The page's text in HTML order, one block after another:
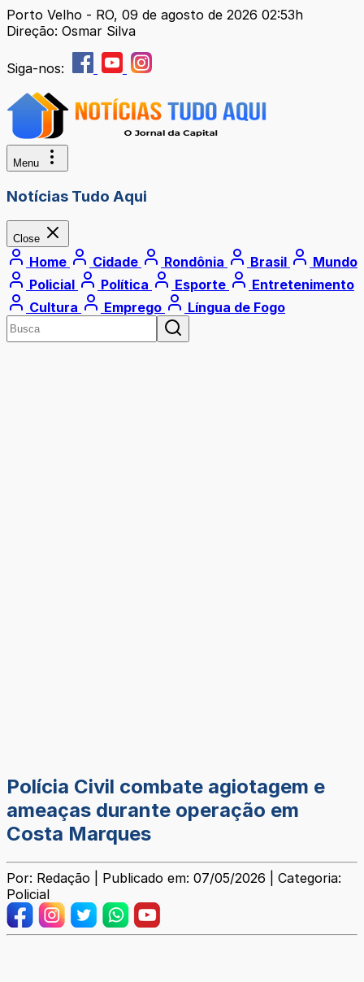
Porto Velho - RO, 09 de agosto de 2026 02:53h
Direção: Osmar Silva
Siga-nos:
Menu
Notícias Tudo Aqui
Close
Home Cidade Rondônia Brasil
Mundo
Policial
Política Esporte
Entretenimento
Cultura
Emprego Língua de Fogo
Polícia Civil combate agiotagem e
ameaças durante operação em
Costa Marques
Por: Redação | Publicado em: 07/05/2026 | Categoria:
Policial